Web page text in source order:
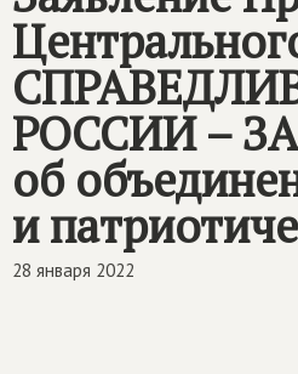
РОССИИ –
об
и
28 января 2022